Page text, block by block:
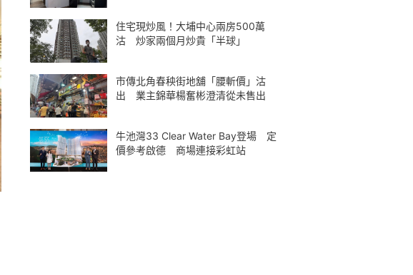
住宅現炒風！大埔中心兩房500萬
沽 炒家兩個月炒貴「半球」
市傳北角春秧街地舖「腰斬價」沽
出 業主錦華楊奮彬澄清從未售出
牛池灣33 Clear Water Bay登場 定
價參考啟德 商場連接彩虹站